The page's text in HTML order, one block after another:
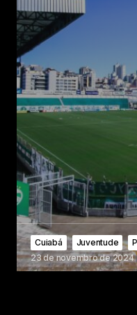
Cuiabá Juventude
23 de novembro de 2024